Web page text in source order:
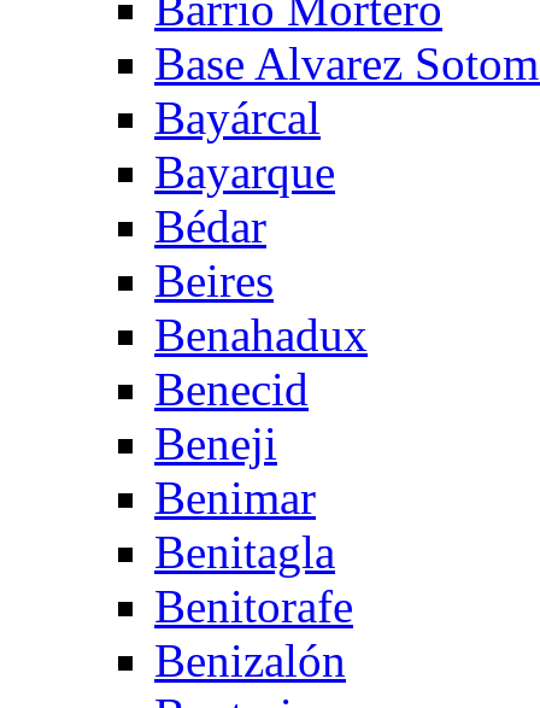
Base Alvarez
Bayárcal
Bayarque
Bédar
Beires
Benahadux
Benecid
Beneji
Benimar
Benitagla
Benitorafe
Benizalón